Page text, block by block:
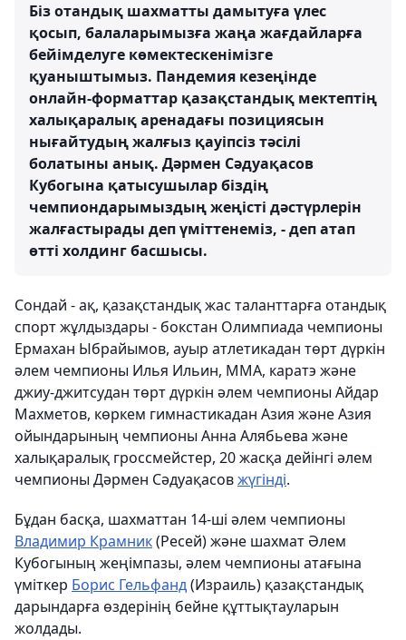
Біз отандық шахматты дамытуға үлес
қосып, балаларымызға жаңа жағдайларға
бейімделуге көмектескенімізге
қуаныштымыз. Пандемия кезеңінде
онлайн-форматтар қазақстандық мектептің
халықаралық аренадағы позициясын
нығайтудың жалғыз қауіпсіз тәсілі
болатыны анық. Дәрмен Сәдуақасов
Кубогына қатысушылар біздің
чемпиондарымыздың жеңісті дәстүрлерін
жалғастырады деп үміттенеміз, - деп атап
өтті холдинг басшысы.
Сондай - ақ, қазақстандық жас таланттарға отандық
спорт жұлдыздары - бокстан Олимпиада чемпионы
Ермахан Ыбрайымов, ауыр атлетикадан төрт дүркін
әлем чемпионы Илья Ильин, ММА, каратэ және
джиу-джитсудан төрт дүркін әлем чемпионы Айдар
Махметов, көркем гимнастикадан Азия және Азия
ойындарының чемпионы Анна Алябьева және
халықаралық гроссмейстер, 20 жасқа дейінгі әлем
чемпионы Дәрмен Сәдуақасовжүгінді.
Бұдан басқа, шахматтан 14-ші әлем чемпионы
Владимир Крамник(Ресей) және шахмат Әлем
Кубогының жеңімпазы, әлем чемпионы атағына
үміткер Борис Гельфанд(Израиль) қазақстандық
дарындарға өздерінің бейне құттықтауларын
жолдады.